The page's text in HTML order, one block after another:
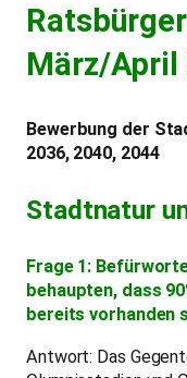
März/April
Bewerbung der
2036, 2040, 2044
Stadtnatur
Frage 1:
behaupten, dass
bereits vorhanden
Antwort: Das